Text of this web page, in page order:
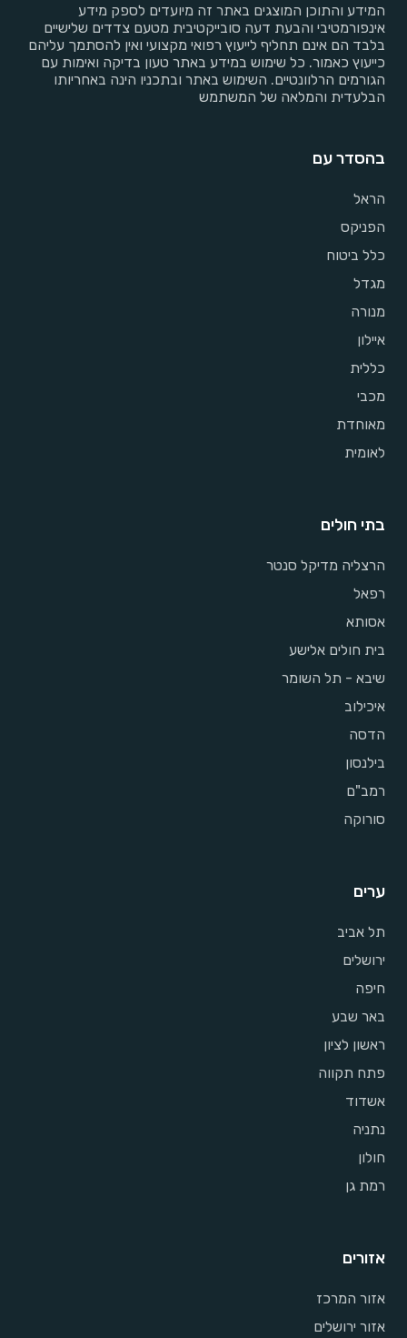
המידע והתוכן המוצגים באתר זה מיועדים לספק מידע
אינפורמטיבי והבעת דעה סובייקטיבית מטעם צדדים שלישיים
בלבד הם אינם תחליף לייעוץ רפואי מקצועי ואין להסתמך עליהם
כייעוץ כאמור. כל שימוש במידע באתר טעון בדיקה ואימות עם
הגורמים הרלוונטיים. השימוש באתר ובתכניו הינה באחריותו
הבלעדית והמלאה של המשתמש
בהסדר עם
הראל
הפניקס
כלל ביטוח
מגדל
מנורה
איילון
כללית
מכבי
מאוחדת
לאומית
בתי חולים
הרצליה מדיקל סנטר
רפאל
אסותא
בית חולים אלישע
שיבא - תל השומר
איכילוב
הדסה
בילנסון
רמב"ם
סורוקה
ערים
תל אביב
ירושלים
חיפה
באר שבע
ראשון לציון
פתח תקווה
אשדוד
נתניה
חולון
רמת גן
אזורים
אזור המרכז
אזור ירושלים